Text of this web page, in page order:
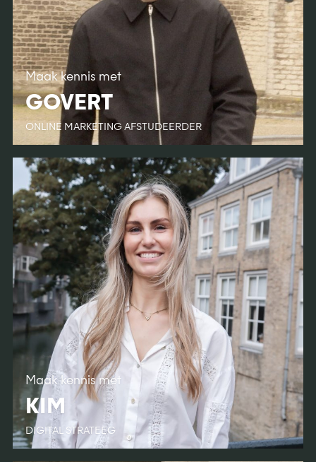
Maak kennis met
GOVERT
ONLINE MARKETING AFSTUDEERDER
Maak kennis met
KIM
DIGITAL STRATEEG